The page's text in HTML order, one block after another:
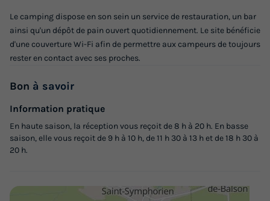
Voir les logements
Le camping dispose en son sein un service de restauration, un bar
ainsi qu'un dépôt de pain ouvert quotidiennement. Le site bénéficie
d'une couverture Wi-Fi afin de permettre aux campeurs de toujours
rester en contact avec ses proches.
Bon à savoir
Information pratique
En haute saison, la réception vous reçoit de 8 h à 20 h. En basse
saison, elle vous reçoit de 9 h à 10 h, de 11 h 30 à 13 h et de 18 h 30 à
20 h.